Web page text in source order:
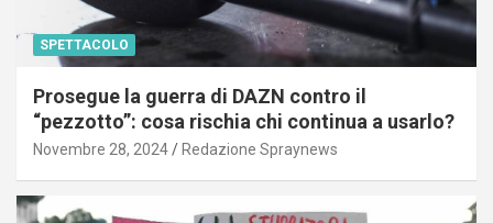
SPETTACOLO
Prosegue la guerra di DAZN contro il
“pezzotto”: cosa rischia chi continua a usarlo?
Novembre 28, 2024 Redazione Spraynews